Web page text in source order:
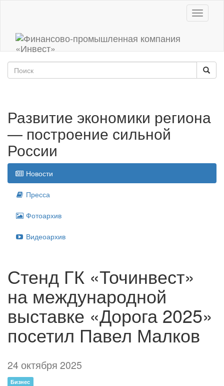
Toggle
Развитие экономики региона
— построение сильной
России
Новости
Пресса
Фотоархив
Видеоархив
Стенд ГК «Точинвест»
на международной
выставке «Дорога 2025»
посетил Павел Малков
24 октября 2025
Бизнес